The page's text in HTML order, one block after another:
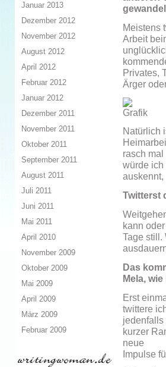
Meistens
Arbeit
Privates,
Ärger
Natürlich
rasch
würde ich
auskennt,
Twitterst
kann
Tage still.
Das
Mela,
Erst
twittere
jedenfalls
kurzer
neue
Impulse
Januar 2013
Dezember 2012
November 2012
August 2012
April 2012
Februar 2012
Januar 2012
Dezember 2011
November 2011
Oktober 2011
September 2011
August 2011
Juli 2011
Juni 2011
Mai 2011
April 2010
November 2009
Oktober 2009
Mai 2009
April 2009
März 2009
Februar 2009